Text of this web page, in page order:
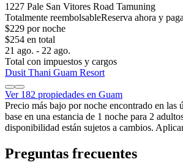
1227 Pale San Vitores Road Tamuning
Totalmente reembolsableReserva ahora y
$229 por noche
$254 en total
21 ago. - 22 ago.
Total con impuestos y cargos
Dusit Thani Guam Resort
Ver 182 propiedades en Guam
Precio más bajo por noche encontrado en las
base en una estancia de 1 noche para 2
disponibilidad están sujetos a cambios.
Preguntas frecuentes